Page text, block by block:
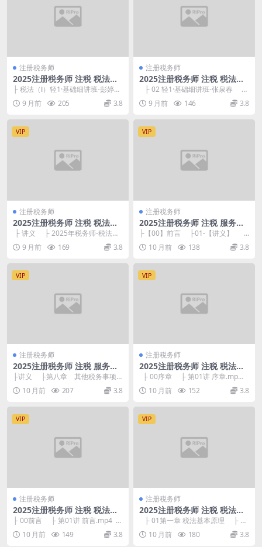
注册税务师
2025注册税务师 注税 税法一
轻一·基础细讲班 彭婷
├ 税法（Ⅰ）轻1·基础细讲班-彭婷名
师讲义 ├ 00前言(PDF笔记...
9 月前 205 3.8
注册税务师
2025注册税务师 注税 税法一
轻1·基础细讲班-张泉春
├ 02 轻1·基础细讲班-张泉春 ├
讲义 ├ 10_...
9 月前 146 3.8
VIP
注册税务师
2025注册税务师 注税 税法一
冲刺串讲课-王唤唤
├ 讲义 ├ 2025年税务师-税法
（Ⅰ）科目-精准冲刺108记.pd...
9 月前 169 3.8
VIP
注册税务师
2025注册税务师 注税 服务实
务 基础精讲-奚卫华
├【00】前言 ├01-【讲义】 └
第01讲 报考与学习建议、...
10 月前 138 3.8
VIP
注册税务师
2025注册税务师 注税 服务实
务 习题强化-陈立文
├讲义 ├第八章 其他税务事项
代理服务.pdf 334.93kb ...
10 月前 207 3.8
VIP
注册税务师
2025注册税务师 注税 税法二
习题强化班-刘佳辉
├ 00序章 ├ 第01讲 序章.mp
4 80.63M └...
10 月前 152 3.8
VIP
注册税务师
2025注册税务师 注税 税法一
习题强化班-欧理平
├ 00前言 ├ 第01讲 前言.mp4 1
02.15M └ ...
10 月前 149 3.8
VIP
注册税务师
2025注册税务师 注税 税法一
习题强化班-周靖
├ 01第一章 税法基本原理 ├ 第
01讲 税法的概念与特点，税法...
10 月前 180 3.8